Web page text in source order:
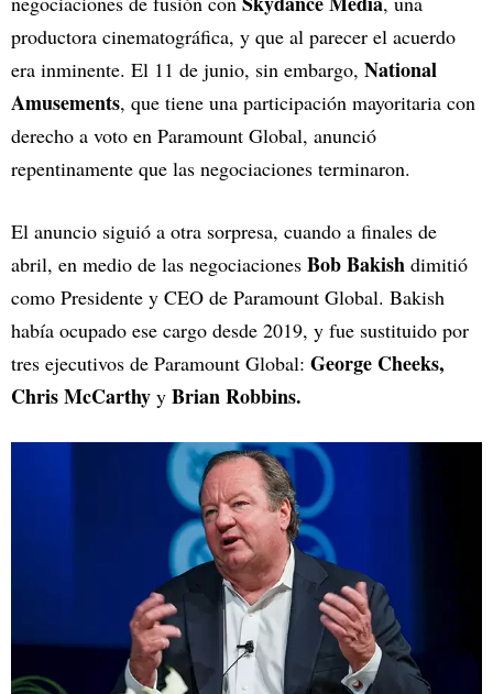
productora cinematográfica, y que al parecer el acuerdo
era inminente. El 11 de junio, sin embargo, National
Amusements, que tiene una participación mayoritaria con
derecho a voto en Paramount Global, anunció
repentinamente que las negociaciones terminaron.
El anuncio siguió a otra sorpresa, cuando a finales de
abril, en medio de las negociaciones Bob Bakish dimitió
como Presidente y CEO de Paramount Global. Bakish
había ocupado ese cargo desde 2019, y fue sustituido por
tres ejecutivos de Paramount Global: George Cheeks,
Chris McCarthy y Brian Robbins.